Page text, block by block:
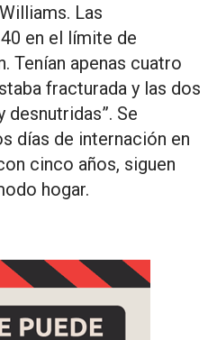
Las
en el límite de
Tenían apenas cuatro
fracturada y las dos
desnutridas”. Se
días de internación en
cinco años, siguen
hogar.